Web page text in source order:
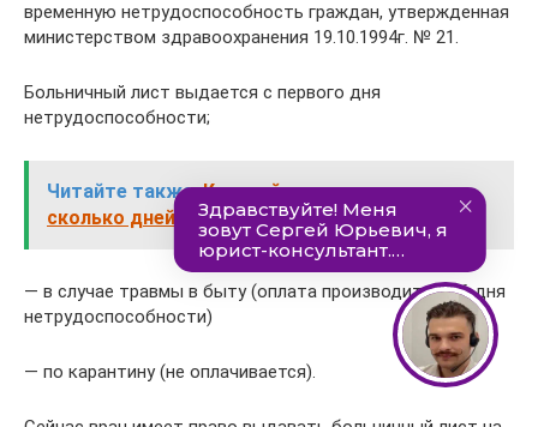
временную нетрудоспособность граждан, утвержденная
министерством здравоохранения 19.10.1994г. № 21.
Больничный лист выдается с первого дня
нетрудоспособности;
Читайте также: Кратчайшие сроки это
сколько дней в делопроизводстве
— в случае травмы в быту (оплата производится с 6 дня
нетрудоспособности)
— по карантину (не оплачивается).